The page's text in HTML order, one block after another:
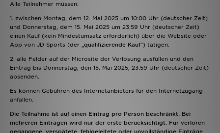
Alle Teilnehmer müssen:
1. zwischen Montag, dem 12. Mai 2025 um 10:00 Uhr (deutscher Zeit)
und Donnerstag, dem 15. Mai 2025 um 23:59 Uhr (deutscher Zeit)
einen Kauf (kein Mindestumsatz erforderlich) über die Website oder
App von JD Sports (der „qualifizierende Kauf“) tätigen.
2. alle Felder auf der Microsite der Verlosung ausfüllen und den
Eintrag bis Donnerstag, den 15. Mai 2025, 23:59 Uhr (deutscher Zeit)
absenden.
Es können Gebühren des Internetanbieters für den Internetzugang
anfallen.
Die Teilnahme ist auf einen Eintrag pro Person beschränkt. Bei
mehreren Einträgen wird nur der erste berücksichtigt. Für verloren
gegangene, verspätete, fehlgeleitete oder unvollständige Einträge